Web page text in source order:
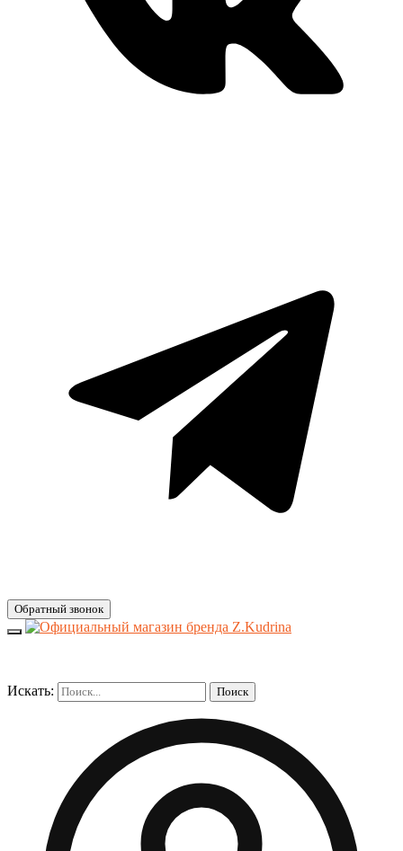
Обратный звонок
Искать: Поиск